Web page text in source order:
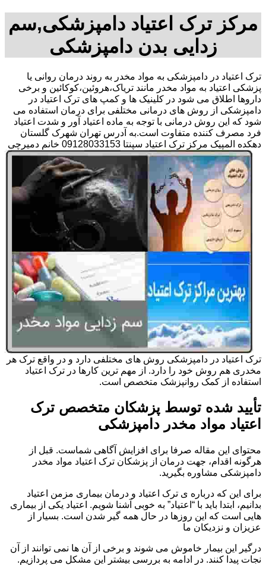
مرکز ترک اعتیاد دامپزشکی,سم
زدایی بدن دامپزشکی
ترک اعتیاد در دامپزشکی به مواد مخدر به روند درمان روانی یا
پزشکی اعتیاد به مواد مخدر مانند تریاک،هروئین،کوکائین و برخی
داروها اطلاق می شود در کلینیک ها و کمپ های ترک اعتیاد در
دامپزشکی از روش های درمانی مختلفی برای درمان استفاده می
شود که این روش درمانی با توجه به ماده اعتیاد آور و شدت اعتیاد
فرد مصرف کننده متفاوت است.به آدرس تهران شهرک گلستان
دهکده المپیک مرکز ترک اعتیاد سپنتا 09128033153 خانم دمیرچی
ترک اعتیاد در دامپزشکی روش های مختلفی دارد و در واقع ترک هر
مخدری هم روش خود را دارد. از مهم ترین کارها در ترک اعتیاد
استفاده از کمک روانپزشک متخصص است.
تأیید شده توسط پزشکان متخصص ترک
اعتیاد مواد مخدر دامپزشکی
محتوای این مقاله صرفا برای افزایش آگاهی شماست. قبل از
هرگونه اقدام، جهت درمان از پزشکان ترک اعتیاد مواد مخدر
دامپزشکی مشاوره بگیرید.
برای این که درباره ی ترک اعتیاد و درمان بیماری مزمن اعتیاد
بدانیم، ابتدا باید با “اعتیاد” به خوبی آشنا شویم. اعتیاد یکی از بیماری
هایی است که این روزها در حال همه گیر شدن است. بسیار از
عزیزان و نزدیکان ما
درگیر این بیمار خاموش می شوند و برخی از آن ها نمی توانند از آن
نجات پیدا کنند. در ادامه به بررسی بیشتر این مشکل می پردازیم.